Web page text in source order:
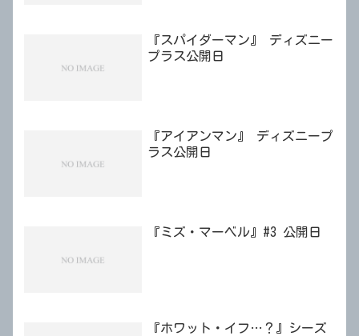
『スパイダーマン』 ディズニー
プラス公開日
『アイアンマン』 ディズニープ
ラス公開日
『ミズ・マーベル』#3 公開日
『ホワット・イフ…？』シーズ